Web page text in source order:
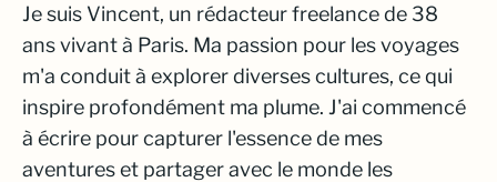
Je suis Vincent, un rédacteur freelance de 38
ans vivant à Paris. Ma passion pour les voyages
m'a conduit à explorer diverses cultures, ce qui
inspire profondément ma plume. J'ai commencé
à écrire pour capturer l'essence de mes
aventures et partager avec le monde les